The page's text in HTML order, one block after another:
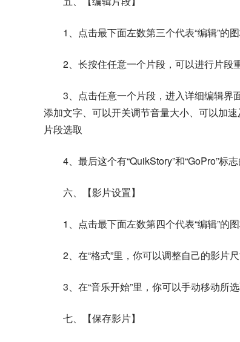
1、点击最下面左数第三个代表“编辑”的
2、长按住任意一个片段，可以进行片段
3、点击任意一个片段，进入详细编辑界
添加文字、可以开关调节音量大小、可以加
片段选取
4、最后这个有“QuikStory”和“GoPro”标
六、【影片设置】
1、点击最下面左数第四个代表“编辑”的
2、在“格式”里，你可以调整自己的影片
3、在“音乐开始”里，你可以手动移动所
七、【保存影片】